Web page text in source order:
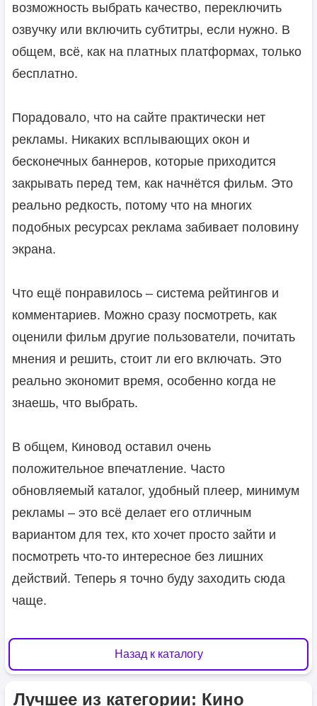
возможность выбрать качество, переключить
озвучку или включить субтитры, если нужно. В
общем, всё, как на платных платформах, только
бесплатно.
Порадовало, что на сайте практически нет
рекламы. Никаких всплывающих окон и
бесконечных баннеров, которые приходится
закрывать перед тем, как начнётся фильм. Это
реально редкость, потому что на многих
подобных ресурсах реклама забивает половину
экрана.
Что ещё понравилось – система рейтингов и
комментариев. Можно сразу посмотреть, как
оценили фильм другие пользователи, почитать
мнения и решить, стоит ли его включать. Это
реально экономит время, особенно когда не
знаешь, что выбрать.
В общем, Киновод оставил очень
положительное впечатление. Часто
обновляемый каталог, удобный плеер, минимум
рекламы – это всё делает его отличным
вариантом для тех, кто хочет просто зайти и
посмотреть что-то интересное без лишних
действий. Теперь я точно буду заходить сюда
чаще.
Назад к каталогу
Лучшее из категории: Кино